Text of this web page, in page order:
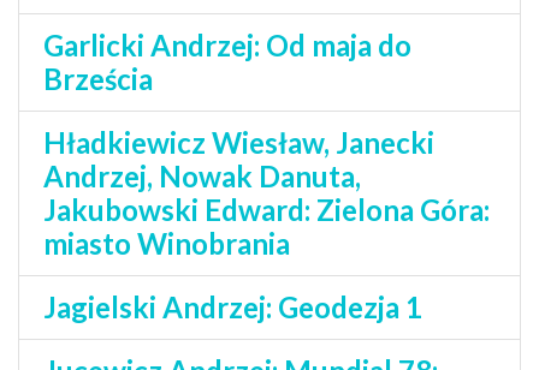
Garlicki Andrzej: Od maja do
Brześcia
Hładkiewicz Wiesław, Janecki
Andrzej, Nowak Danuta,
Jakubowski Edward: Zielona Góra:
miasto Winobrania
Jagielski Andrzej: Geodezja 1